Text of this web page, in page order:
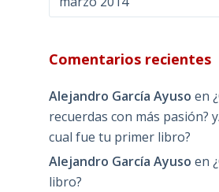
Comentarios recientes
Alejandro García Ayuso en
recuerdas con más pasión?
cual fue tu primer libro?
Alejandro García Ayuso en
libro?